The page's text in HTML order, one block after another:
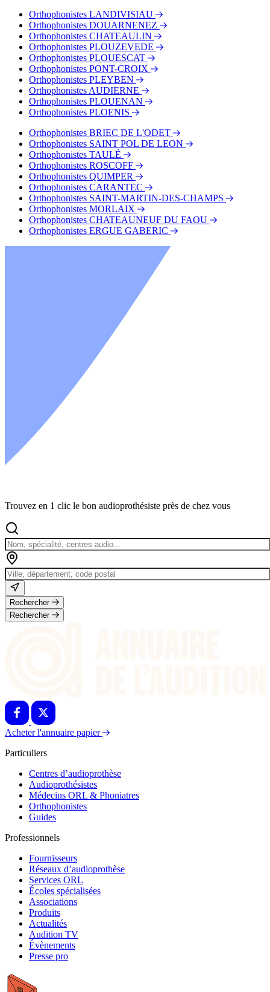
Orthophonistes LANDIVISIAU
Orthophonistes DOUARNENEZ
Orthophonistes CHATEAULIN
Orthophonistes PLOUZEVEDE
Orthophonistes PLOUESCAT
Orthophonistes PONT-CROIX
Orthophonistes PLEYBEN
Orthophonistes AUDIERNE
Orthophonistes PLOUENAN
Orthophonistes PLOENIS
Orthophonistes BRIEC DE L'ODET
Orthophonistes SAINT POL DE LEON
Orthophonistes TAULÉ
Orthophonistes ROSCOFF
Orthophonistes QUIMPER
Orthophonistes CARANTEC
Orthophonistes SAINT-MARTIN-DES-CHAMPS
Orthophonistes MORLAIX
Orthophonistes CHATEAUNEUF DU FAOU
Orthophonistes ERGUE GABERIC
Trouvez en 1 clic le bon audioprothésiste près de chez vous
Rechercher
Rechercher
Acheter l'annuaire papier
Particuliers
Centres d’audioprothèse
Audioprothésistes
Médecins ORL & Phoniatres
Orthophonistes
Guides
Professionnels
Fournisseurs
Réseaux d’audioprothèse
Services ORL
Écoles spécialisées
Associations
Produits
Actualités
Audition TV
Évènements
Presse pro